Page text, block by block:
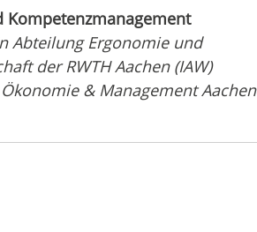
Abteilung Ergonomie und
der RWTH Aachen (IAW)
& Management Aachen